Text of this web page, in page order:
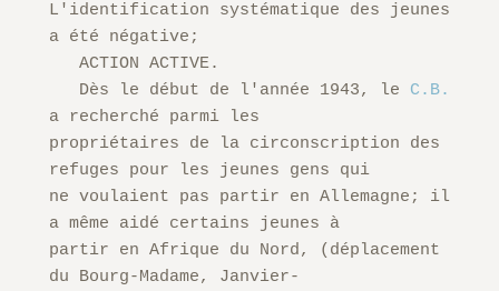
L'identification systématique des jeunes
a été négative;
   Dès le début de l'année 1943, le
C.B.
a recherché parmi les
propriétaires de la circonscription des
refuges pour les jeunes gens qui
ne voulaient pas partir en Allemagne; il
a même aidé certains jeunes à
partir en Afrique du Nord, (déplacement
du Bourg-Madame, Janvier-